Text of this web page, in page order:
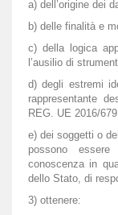
a) dell’origine dei
b) delle finalità e
c) della logica
l’ausilio di
d) degli estremi
rappresentante
REG. UE 2016/
e) dei soggetti o
possono
conoscenza in
dello Stato, di
3) ottenere: